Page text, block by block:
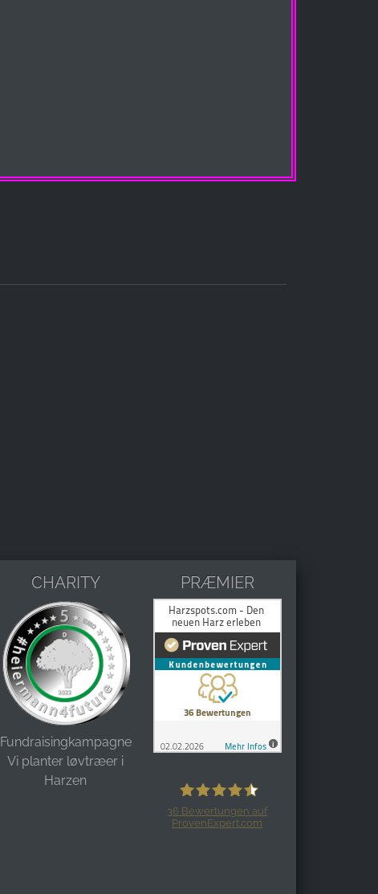
CHARITY
Fundraisingkampagne:
Vi planter løvtræer i
Harzen
PRÆMIER
36 Bewertungen auf
ProvenExpert.com